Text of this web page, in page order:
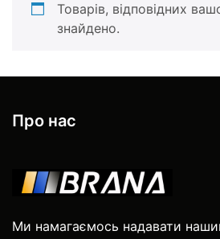
Товарів, відповідних
знайдено.
Про нас
Ми намагаємось надавати